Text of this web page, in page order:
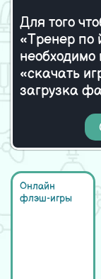
Онлайн
флэш-игры
Для того
«Тренер по
необходимо
«скачать
загрузка